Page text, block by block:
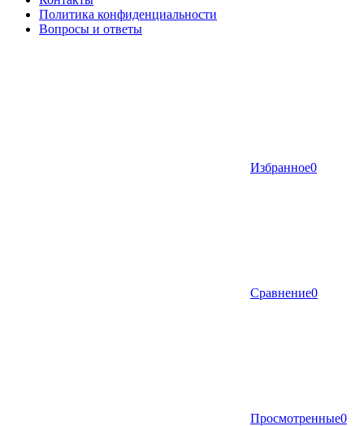
Политика конфиденциальности
Вопросы и ответы
Избранное0
Сравнение0
Просмотренные0